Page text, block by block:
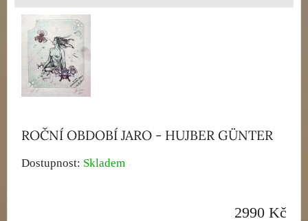
ROČNÍ OBDOBÍ JARO - HUJBER GÜNTER
Dostupnost: Skladem
2990 Kč